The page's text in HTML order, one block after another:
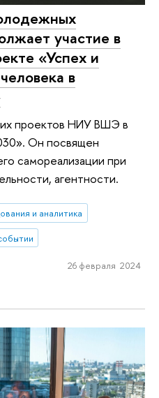
участие в
«Успех и
в
проектов НИУ ВШЭ в
Он посвящен
самореализации при
агентности.
и аналитика
26 февраля 2024